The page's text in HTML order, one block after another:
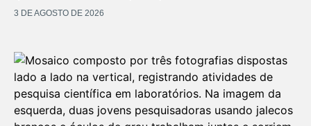
3 DE AGOSTO DE 2026